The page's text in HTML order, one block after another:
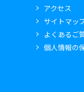
アクセス
サイトマッ
よくあるご
個人情報の